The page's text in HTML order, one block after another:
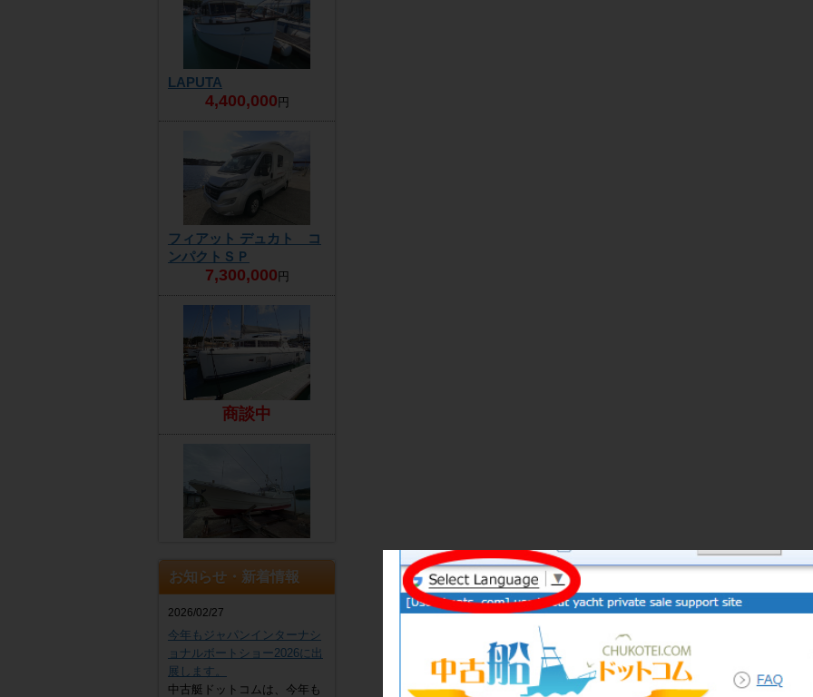
LAPUTA
4,400,000 円
フィアット デュカト コ
ンパクトＳＰ
7,300,000 円
商談中
4,300,000円
お知らせ・新着情報
2026/02/27
今年もジャパンインターナシ
ョナルボートショー2026に出
展します。
中古艇ドットコムは、今年も